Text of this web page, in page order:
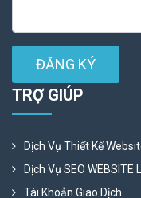
ĐĂNG KÝ
TRỢ GIÚP
Dịch Vụ Thiết Kế
Dịch Vụ SEO WEBSITE
Tài Khoản Giao Dịch